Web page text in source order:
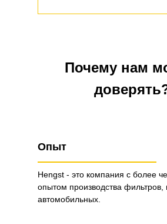
Почему нам
Опыт
Hengst - это компания с более
опытом производства фильтров,
автомобильных.